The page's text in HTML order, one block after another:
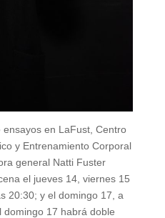
en LaFust, Centro
y Entrenamiento Corporal
general Natti Fuster
el jueves 14, viernes 15
20:30; y el domingo 17, a
domingo 17 habrá doble